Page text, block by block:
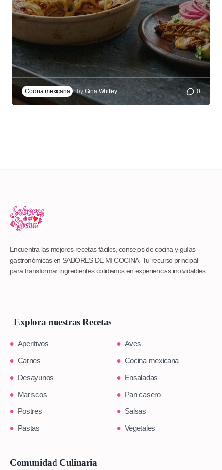
Cocina mexicana by Gina Whitley 0
Encuentra las mejores recetas fáciles, consejos de cocina y guías
gastronómicas en SABORES DE MI COCINA. Tu recurso principal
para transformar ingredientes cotidianos en experiencias inolvidables.
Explora nuestras Recetas
Aperitivos
Aves
Carnes
Cocina mexicana
Desayunos
Ensaladas
Mariscos
Pan casero
Postres
Salsas
Pastas
Vegetales
Comunidad Culinaria